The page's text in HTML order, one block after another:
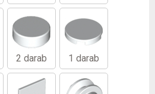
2 darab 1 darab